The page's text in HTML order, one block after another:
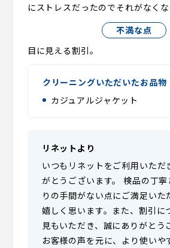
にストレスだったのでそれがなくな
不満な点
目に見える割引。
クリーニングいただいたお品物
カジュアルジャケット
リネットより
いつもリネットをご利用いただ
がとうございます。 検品の丁寧
りの手間がない点にご満足いた
嬉しく思います。また、割引に
見もいただき、誠にありがとう
お客様の声を元に、より使いや